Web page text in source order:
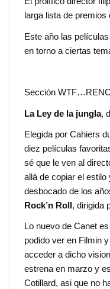
larga lista de premios
Este año las
en torno a ciertas
Sección
La Ley de la jungla,
Elegida por Cahiers
diez películas
sé que le ven al
allá de copiar el
desbocado de los
Rock’n Roll, dirigida
Lo nuevo de Canet
podido ver en Filmin
acceder a dicho
estrena en marzo y
Cotillard, asi que no